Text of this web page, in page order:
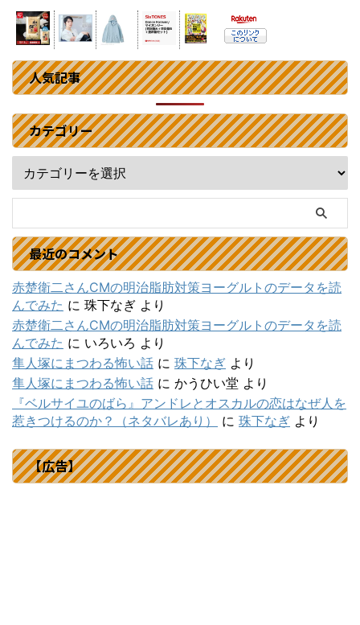
人気記事
カテゴリー
最近のコメント
赤楚衛二さんCMの明治脂肪対策ヨーグルトのデータを読
んでみた に 珠下なぎ より
赤楚衛二さんCMの明治脂肪対策ヨーグルトのデータを読
んでみた に いろいろ より
隼人塚にまつわる怖い話 に 珠下なぎ より
隼人塚にまつわる怖い話 に かうひい堂 より
『ベルサイユのばら』アンドレとオスカルの恋はなぜ人を
惹きつけるのか？（ネタバレあり）
に 珠下なぎ より
【広告】